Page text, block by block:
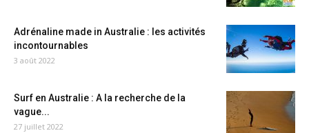
Adrénaline made in Australie : les activités
incontournables
3 août 2022
Surf en Australie : A la recherche de la
vague...
27 juillet 2022